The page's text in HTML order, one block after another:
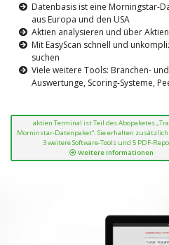
Datenbasis ist eine Morningstar-
aus Europa und den USA
Aktien analysieren und über
Mit EasyScan schnell und
suchen
Viele weitere Tools: Branchen-
Auswertunge, Scoring-Systeme,
aktien Terminal ist Teil des Abopaketes
Morninstar-Datenpaket“. Sie erhalten
3 weitere Software-Tools und 5 PDF-
Weitere Informationen